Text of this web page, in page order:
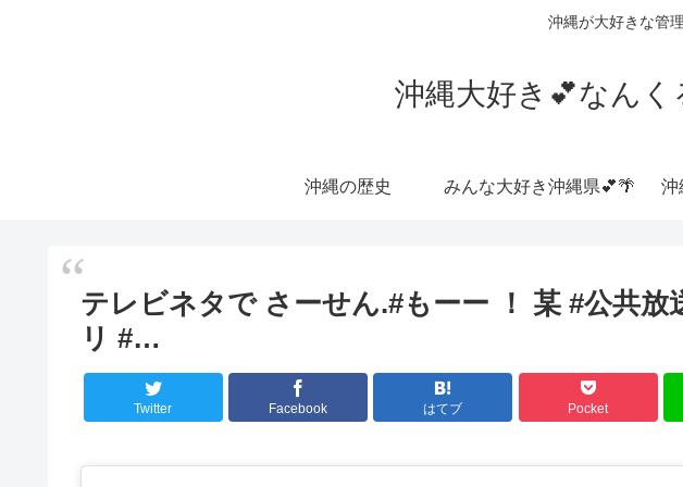
沖縄が大好きな管
沖縄大好き💕なん
沖縄の歴史 みんな大好き沖縄県💕🌴 沖
テレビネタで さーせん.#もーー ！ 某 #公共放
リ #…
Twitter Facebook はてブ Pocket